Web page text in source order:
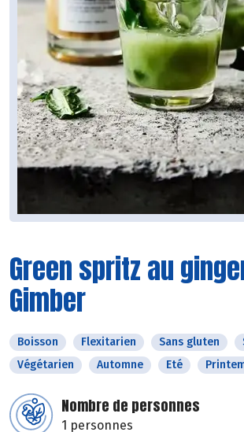
Green spritz au
Gimber
Boisson Flexitarien Sans gluten
Végétarien
Automne Eté
Nombre de personnes
1 personnes